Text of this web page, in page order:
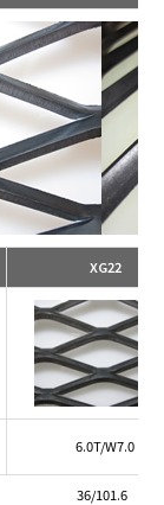
XG22
6.0T/W7.0
36/101.6